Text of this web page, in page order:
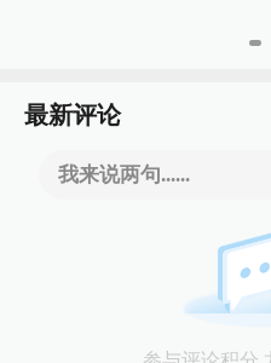
最新评论
我来说两句......